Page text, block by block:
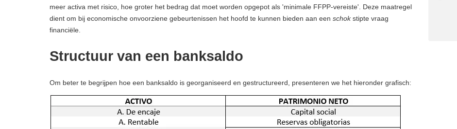
meer activa met risico, hoe groter het bedrag dat moet worden opgepot als 'minimale FFPP-vereiste'. Deze maatregel
dient om bij economische onvoorziene gebeurtenissen het hoofd te kunnen bieden aan een schokstipte vraag
financiële.
Structuur van een banksaldo
Om beter te begrijpen hoe een banksaldo is georganiseerd en gestructureerd, presenteren we het hieronder grafisch: